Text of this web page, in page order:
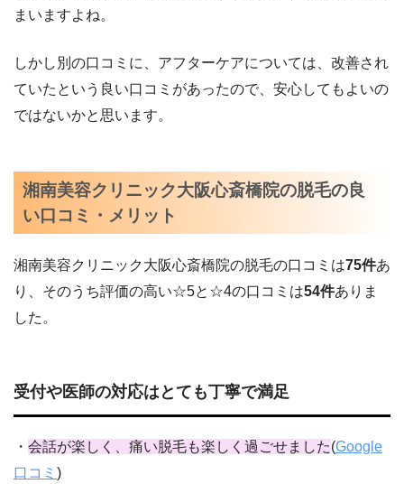
まいますよね。
しかし別の口コミに、アフターケアについては、改善され
ていたという良い口コミがあったので、安心してもよいの
ではないかと思います。
湘南美容クリニック大阪心斎橋院の脱毛の良
い口コミ・メリット
湘南美容クリニック 大阪心斎橋院の脱毛の口コミは75件あ
り、そのうち評価の高い☆5と☆4の口コミは54件ありま
した。
受付や医師の対応はとても丁寧で満足
・ 会話が楽しく、痛い脱毛も楽しく過ごせました(Google
口コミ )